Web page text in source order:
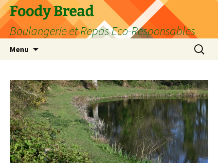
Aller
au
contenu
Foody Bread
Boulangerie et Repas Eco-Responsables
Menu